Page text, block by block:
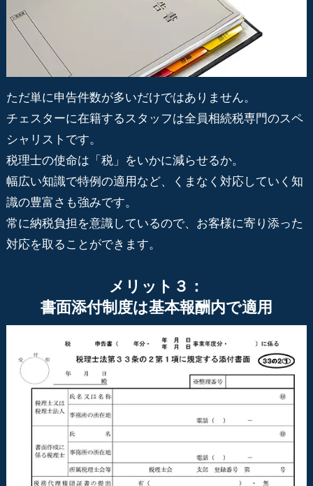
ただ単に申告件数が多いだけではありません。
チェスターに在籍するスタッフは全員相続税専門のスペ
シャリストです。
税理士の使命は「税」をいかに減らせるか。
幅広い知識で特例の適用など、くまなく対応していく知
識の豊富さも強みです。
常に納税負担を意識しているので、お客様に寄り添った
対応を取ることができます。
メリット３：
書面添付制度は基本報酬内で適用